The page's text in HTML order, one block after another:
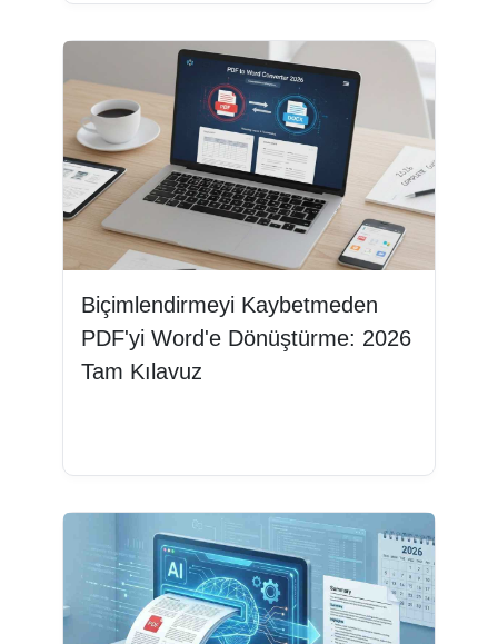
Biçimlendirmeyi Kaybetmeden
PDF'yi Word'e Dönüştürme: 2026
Tam Kılavuz